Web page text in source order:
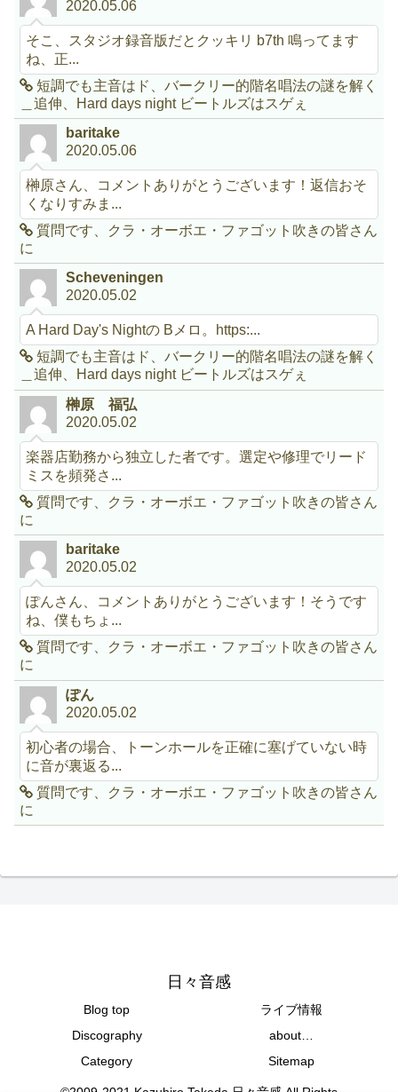
2020.05.06
そこ、スタジオ録音版だとクッキリ b7th 鳴ってます
ね、正...
短調でも主音はド、バークリー的階名唱法の謎を解く
＿追伸、Hard days night ビートルズはスゲぇ
baritake
2020.05.06
榊原さん、コメントありがとうございます！返信おそ
くなりすみま...
質問です、クラ・オーボエ・ファゴット吹きの皆さん
に
Scheveningen
2020.05.02
A Hard Day's Nightの Bメロ。https:...
短調でも主音はド、バークリー的階名唱法の謎を解く
＿追伸、Hard days night ビートルズはスゲぇ
榊原 福弘
2020.05.02
楽器店勤務から独立した者です。選定や修理でリード
ミスを頻発さ...
質問です、クラ・オーボエ・ファゴット吹きの皆さん
に
baritake
2020.05.02
ぽんさん、コメントありがとうございます！そうです
ね、僕もちょ...
質問です、クラ・オーボエ・ファゴット吹きの皆さん
に
ぽん
2020.05.02
初心者の場合、トーンホールを正確に塞げていない時
に音が裏返る...
質問です、クラ・オーボエ・ファゴット吹きの皆さん
に
日々音感
Blog top
ライブ情報
Discography
about…
Category
Sitemap